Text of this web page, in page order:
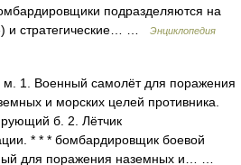
подразделяются на
и стратегические… …
Энциклопедия
1. Военный самолёт для поражения
и морских целей противника.
б. 2. Лётчик
* * * бомбардировщик боевой
для поражения наземных и… …